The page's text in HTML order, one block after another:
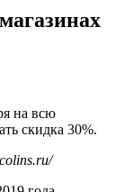
на всю
скидка 30%.